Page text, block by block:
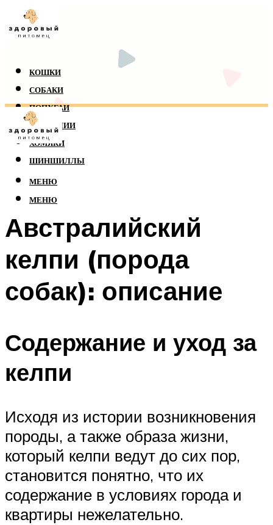
КОШКИ
СОБАКИ
ПОПУГАИ
РЕПТИЛИИ
ХОМЯКИ
ШИНШИЛЛЫ
МЕНЮ
МЕНЮ
Австралийский
келпи (порода
собак): описание
Содержание и уход за
келпи
Исходя из истории возникновения
породы, а также образа жизни,
который келпи ведут до сих пор,
становится понятно, что их
содержание в условиях города и
квартиры нежелательно.